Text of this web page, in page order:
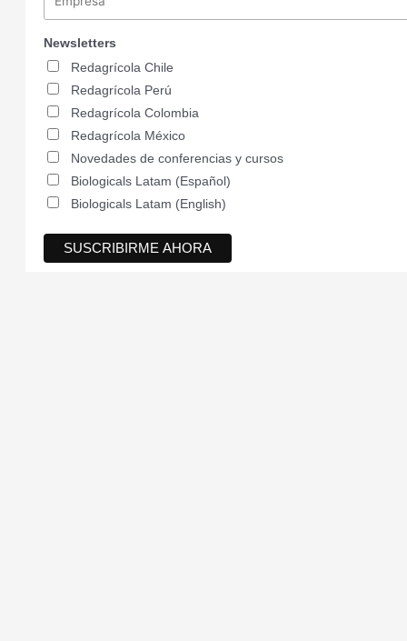
Newsletters
Redagrícola Chile
Redagrícola Perú
Redagrícola Colombia
Redagrícola México
Novedades de conferencias y cursos
Biologicals Latam (Español)
Biologicals Latam (English)